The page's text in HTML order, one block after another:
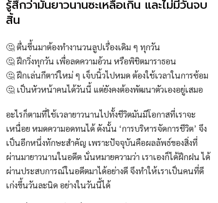
รู้สึกว่ามันยาวนานซะเหลือเกิน และไม่มีวันจบ
สิ้น
🤔 ตื่นขึ้นมาต้องทำงานวนลูปเรื่องเดิม ๆ ทุกวัน
🤔 ฝึกวิ่งทุกวัน เพื่อลดความอ้วน หรือพิชิตมาราธอน
🤔 ฝึกเล่นกีตาร์ใหม่ ๆ เจ็บนิ้วไปหมด ต้องใช้เวลาในการซ้อม
🤔 เป็นหัวหน้าคนได้วันนี้ แต่ยังคงต้องพัฒนาตัวเองอยู่เสมอ
อะไรก็ตามที่ใช้เวลายาวนานไปทั้งชีวิตมันมีโอกาสที่เราจะ
เหนื่อย หมดความอดทนได้ ดังนั้น ‘การบริหารจัดการชีวิต’ จึง
เป็นอีกหนึ่งทักษะสำคัญ เพราะปัจจุบันคือผลลัพธ์ของสิ่งที่
ผ่านมายาวนานในอดีต นั่นหมายความว่า เราเองก็ได้ฝึกฝน ได้
ผ่านประสบการณ์ในอดีตมาได้อย่างดี จึงทำให้เราเป็นคนที่ดี
เก่งขึ้นวันละนิด อย่างในวันนี้ได้